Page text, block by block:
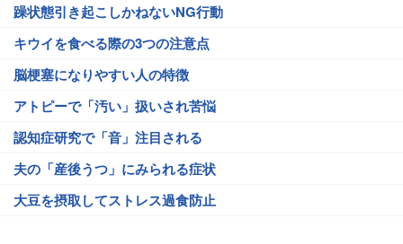
躁状態引き起こしかねないNG行動
キウイを食べる際の3つの注意点
脳梗塞になりやすい人の特徴
アトピーで「汚い」扱いされ苦悩
認知症研究で「音」注目される
夫の「産後うつ」にみられる症状
大豆を摂取してストレス過食防止